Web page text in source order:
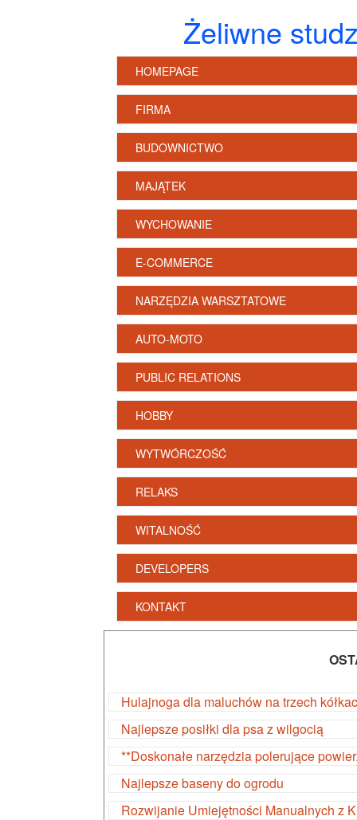
Żeliwne
HOMEPAGE
FIRMA
BUDOWNICTWO
MAJĄTEK
WYCHOWANIE
E-COMMERCE
NARZĘDZIA WARSZTATOWE
AUTO-MOTO
PUBLIC RELATIONS
HOBBY
WYTWÓRCZOŚĆ
RELAKS
WITALNOŚĆ
DEVELOPERS
KONTAKT
Hulajnoga dla maluchów na trzech
Najlepsze posiłki dla psa z wilgocią
**Doskonałe narzędzia polerujące
Najlepsze baseny do ogrodu
Rozwijanie Umiejętności Manualnych z